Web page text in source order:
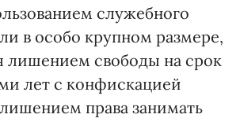
служебного
в особо крупном размере,
лишением свободы на срок
лет с конфискацией
права занимать